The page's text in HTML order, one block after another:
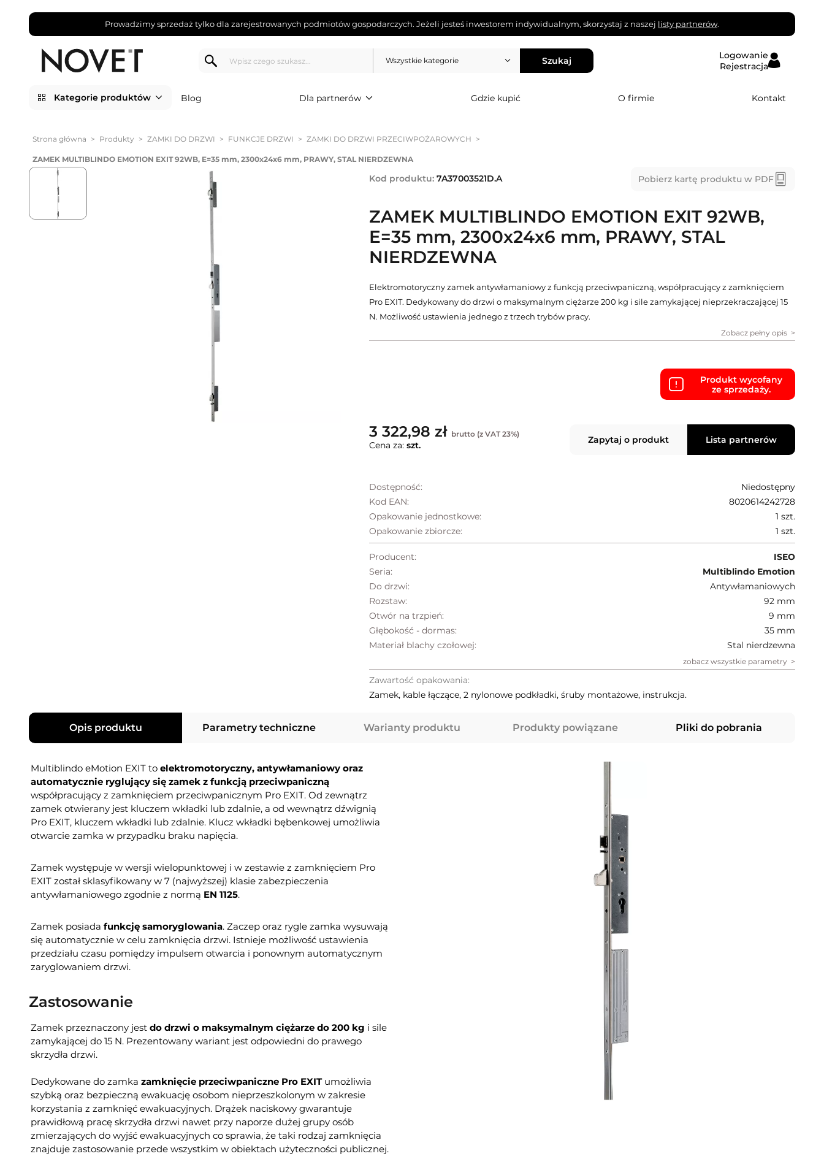
Prowadzimy sprzedaż tylko dla zarejestrowanych podmiotów gospodarczych. Jeżeli jesteś inwestorem indywidualnym, skorzystaj z naszej listy partnerów.
Wszystkie kategorie Szukaj
Logowanie
Rejestracja
Kategorie produktów Blog Dla partnerów Gdzie kupić O firmie Kontakt
Strona główna > Produkty > ZAMKI DO DRZWI > FUNKCJE DRZWI > ZAMKI DO DRZWI PRZECIWPOŻAROWYCH >
ZAMEK MULTIBLINDO EMOTION EXIT 92WB, E=35 mm, 2300x24x6 mm, PRAWY, STAL NIERDZEWNA
Kod produktu: 7A37003521D.A Pobierz kartę produktu w PDF
ZAMEK MULTIBLINDO EMOTION EXIT 92WB,
E=35 mm, 2300x24x6 mm, PRAWY, STAL
NIERDZEWNA
Elektromotoryczny zamek antywłamaniowy z funkcją przeciwpaniczną, współpracujący z zamknięciem
Pro EXIT. Dedykowany do drzwi o maksymalnym ciężarze 200 kg i sile zamykającej nieprzekraczającej 15
N. Możliwość ustawienia jednego z trzech trybów pracy.
Zobacz pełny opis
Produkt wycofany
ze sprzedaży.
3 322,98 zł brutto (z VAT 23%)
Cena za: szt. Zapytaj o produkt Lista partnerów
Dostępność:
Niedostępny
Kod EAN:
8020614242728
Opakowanie jednostkowe:
1 szt.
Opakowanie zbiorcze:
1 szt.
Producent:
ISEO
Seria:
Multiblindo Emotion
Do drzwi:
Antywłamaniowych
Rozstaw:
92 mm
Otwór na trzpień:
9 mm
Głębokość - dormas:
35 mm
Materiał blachy czołowej:
Stal nierdzewna
zobacz wszystkie parametry
Zawartość opakowania:
Zamek, kable łączące, 2 nylonowe podkładki, śruby montażowe, instrukcja.
Opis produktu Parametry techniczne Warianty produktu Produkty powiązane Pliki do pobrania
Multiblindo eMotion EXIT to elektromotoryczny, antywłamaniowy oraz
automatycznie ryglujący się zamek z funkcją przeciwpaniczną
współpracujący z zamknięciem przeciwpanicznym Pro EXIT. Od zewnątrz
zamek otwierany jest kluczem wkładki lub zdalnie, a od wewnątrz dźwignią
Pro EXIT, kluczem wkładki lub zdalnie. Klucz wkładki bębenkowej umożliwia
otwarcie zamka w przypadku braku napięcia.
Zamek występuje w wersji wielopunktowej i w zestawie z zamknięciem Pro
EXIT został sklasyfikowany w 7 (najwyższej) klasie zabezpieczenia
antywłamaniowego zgodnie z normą EN 1125.
Zamek posiada funkcję samoryglowania. Zaczep oraz rygle zamka wysuwają
się automatycznie w celu zamknięcia drzwi. Istnieje możliwość ustawienia
przedziału czasu pomiędzy impulsem otwarcia i ponownym automatycznym
zaryglowaniem drzwi.
Zastosowanie
Zamek przeznaczony jest do drzwi o maksymalnym ciężarze do 200 kg i sile
zamykającej do 15 N. Prezentowany wariant jest odpowiedni do prawego
skrzydła drzwi.
Dedykowane do zamka zamknięcie przeciwpaniczne Pro EXITumożliwia
szybką oraz bezpieczną ewakuację osobom nieprzeszkolonym w zakresie
korzystania z zamknięć ewakuacyjnych. Drążek naciskowy gwarantuje
prawidłową pracę skrzydła drzwi nawet przy naporze dużej grupy osób
zmierzających do wyjść ewakuacyjnych co sprawia, że taki rodzaj zamknięcia
znajduje zastosowanie przede wszystkim w obiektach użyteczności publicznej.